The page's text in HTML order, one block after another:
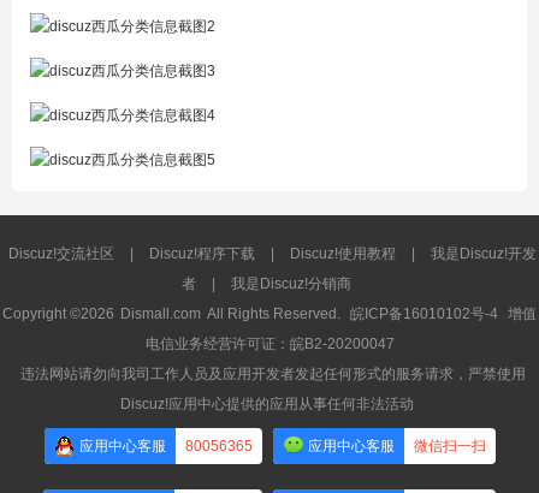
Discuz!交流社区 | Discuz!程序下载 | Discuz!使用教程 |
我是Discuz!开发
者
|
我是Discuz!分销商
Copyright ©2026 Dismall.com All Rights Reserved. 皖ICP备16010102号-4 增值
电信业务经营许可证：皖B2-20200047
违法网站请勿向我司工作人员及应用开发者发起任何形式的服务请求，严禁使用
Discuz!应用中心提供的应用从事任何非法活动
应用中心客服 80056365 应用中心客服 微信扫一扫